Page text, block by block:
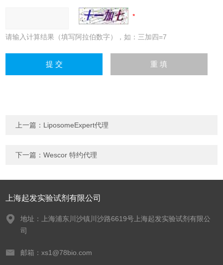
请输入计算结果（填写阿拉伯数字），如：三加四=7
上一篇： LiposomeExpert代理
下一篇：Wescor 特约代理
上海起发实验试剂有限公司
地址：上海浦东川沙镇川沙路6619号上海起发实验试剂有限公
司
邮箱：xs1@78bio.com